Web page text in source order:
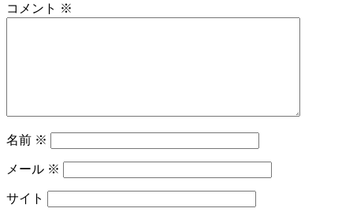
の
物
務
和〜
シ
コメント ※
名前 ※
メール ※
サイト